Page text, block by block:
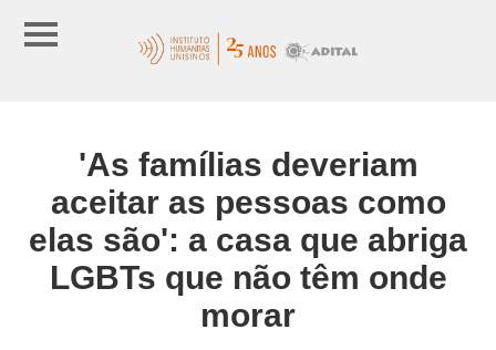
'As famílias deveriam
aceitar as pessoas como
elas são': a casa que abriga
LGBTs que não têm onde
morar